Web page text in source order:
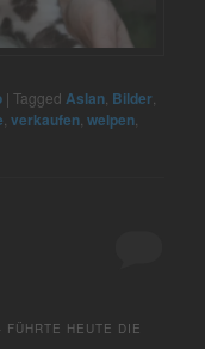
|Tagged Aslan Bilder
,verkaufen ,welpen
HEUTE DIE